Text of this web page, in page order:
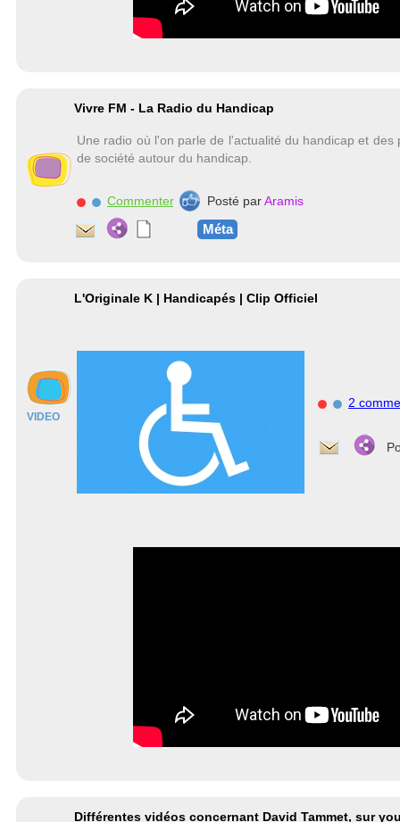
Vivre FM - La Radio du Handicap
Une radio où l'on parle de l'actualité du handicap et des
de société autour du handicap.
Commenter Posté parAramis
Méta
VIDEO
L'Originale K | Handicapés | Clip Officiel
2
Différentes vidéos concernant David Tammet, sur